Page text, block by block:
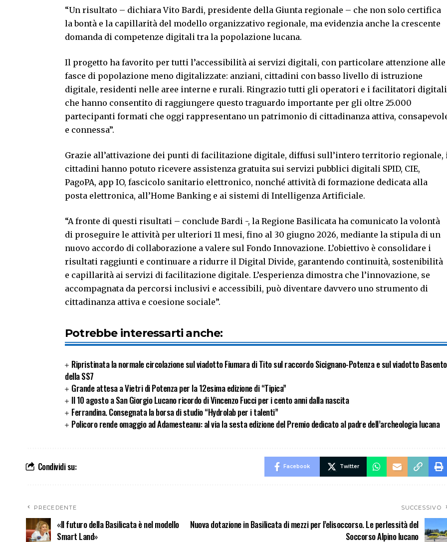
“Un risultato – dichiara Vito Bardi, presidente della Giunta regionale – che non solo certifica
la bontà e la capillarità del modello organizzativo regionale, ma evidenzia anche la crescente
domanda di competenze digitali tra la popolazione lucana.
Il progetto ha favorito per tutti l’accessibilità ai servizi digitali, con particolare attenzione alle
fasce di popolazione meno digitalizzate: anziani, cittadini con basso livello di istruzione
digitale, residenti nelle aree interne e rurali. Ringrazio tutti gli operatori e i facilitatori digitali
che hanno consentito di raggiungere questo traguardo importante per gli oltre 25.000
partecipanti formati che oggi rappresentano un patrimonio di cittadinanza attiva,
e connessa”.
Grazie all’attivazione dei punti di facilitazione digitale, diffusi sull’intero territorio regionale,
cittadini hanno potuto ricevere assistenza gratuita sui servizi pubblici digitali SPID, CIE,
PagoPA, app IO, fascicolo sanitario elettronico, nonché attività di formazione dedicata alla
posta elettronica, all’Home Banking e ai sistemi di Intelligenza Artificiale.
“A fronte di questi risultati – conclude Bardi -, la Regione Basilicata ha comunicato la volontà
di proseguire le attività per ulteriori 11 mesi, fino al 30 giugno 2026, mediante la stipula di un
nuovo accordo di collaborazione a valere sul Fondo Innovazione. L’obiettivo è consolidare i
risultati raggiunti e continuare a ridurre il Digital Divide, garantendo continuità, sostenibilità
e capillarità ai servizi di facilitazione digitale. L’esperienza dimostra che l’innovazione, se
accompagnata da percorsi inclusivi e accessibili, può diventare davvero uno strumento di
cittadinanza attiva e coesione sociale”.
Potrebbe interessarti anche:
Ripristinata la normale circolazione sul viadotto Fiumara di Tito sul raccordo Sicignano-Potenza e sul viadotto Basento
della SS7
Grande attesa a Vietri di Potenza per la 12esima edizione di “Tipica”
Il 10 agosto a San Giorgio Lucano ricordo di Vincenzo Fucci per i cento anni dalla nascita
Ferrandina. Consegnata la borsa di studio “Hydrolab per i talenti”
Policoro rende omaggio ad Adamesteanu: al via la sesta edizione del Premio dedicato al padre dell’archeologia lucana
Condividi su: Facebook Twitter
PRECEDENTE
«Il futuro della Basilicata è nel modello
Smart Land»
SUCCESSIVO
Nuova dotazione in Basilicata di mezzi per l’elisoccorso. Le perlessità del
Soccorso Alpino lucano